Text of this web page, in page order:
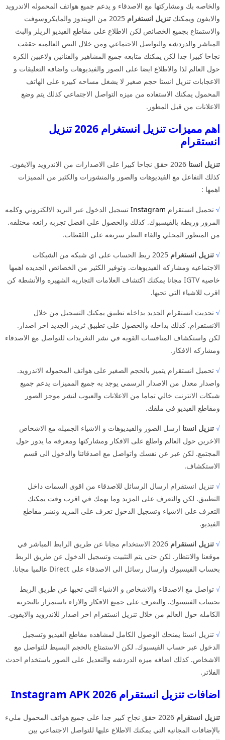
والخاصه بك ومشاركتها مع الاصدقاء و يدعم جميع هواتف المحموله الاندرويد
والايفون ويمكنك تنزيل انستغرام
2025 من الويندوز والمايكروسوفت
والاستمتاع بجميع الخصائص لكن الاطلاع على مقاطع الفيديو الريلز والبث
المباشر والدردشه والتواصل الاجتماعي ومن خلال النص العالميه حققت
نجاحا كبيرا جدا لكن يمكنك متابعه جميع المشاهير والفنانين ولاعبين الكره
حول العالم لذا والاطلاع ايضا على الصور والفيديوهات واضافه التعليقات و
الاعجابات تنزيل انستا حجم صغير لا يشغل مساحه كبيره على الهاتف
المحمول يمكنك الاستفاده من ميزه التواصل الاجتماعي كذلك يتم وضع
الاعلانات من قبل المطور.
اهم مميزات تنزيل انستغرام 2026 تنزيل
انستقرام
تنزيل انستا
2026 حقق نجاحا كبيرا على الاصدارات من الاندرويد والايفون.
كذلك التفاعل مع الفيديوهات والصور والمنشورات والكثير من المميزات
اهمها :
√ تحميل انستقرام Instagram تسجيل الدخول عبر البريد الالكتروني وكلمه
المرور وربطه بالفيسبوك. كذلك والحصول على افضل تجربه رائعه مختلفه.
من المنظور المحلي والقاء النظر سريعه على اللقطات.
√ تنزيل انستغرام
2025 ربط الحساب على اي شبكه من الشبكات
الاجتماعيه ومشاركه الفيديوهات. وتوفير الكثير من الخصائص الجديده اهمها
خاصيه IGTV مجانا يمكنك اكتشاف العلامات التجاريه الشهيره والأنشطة كن
اقرب للاشياء التي تحبها.
√ تحديث انستقرام الجديد بداخله تطبيق يمكنك التسجيل من خلال
الانستقرام. كذلك بداخله والحصول على تطبيق ثريدز الجديد اخر اصدار.
لكن واستكشاف المنافسات القويه في نشر التغريدات للتواصل مع الاصدقاء
ومشاركه الافكار.
√ تحميل انستقرام يتميز بالحجم الصغير على هواتف المحموله الاندرويد.
واصدار معدل من الاصدار الرسمي يوجد به جميع المميزات يدعم جميع
شبكات الانترنت خالي تماما من الاعلانات والعيوب لنشر موجز الصور
ومقاطع الفيديو في ملفك.
√ تنزيل انستا ارسل الصور والفيديوهات و الاشياء الجميله مع الاشخاص
الاخرين حول العالم واطلع على الافكار ومشاركتها ومعرفه ما يدور حول
المجتمع. لكن عبر عن نفسك واتواصل مع اصدقائنا والدخول الى قسم
الاستكشاف.
√ تنزيل انستقرام ارسال الرسائل للاصدقاء من اقوى السمات داخل
التطبيق. لكن والتعرف على المزيد وما يهمك في اقرب وقت يمكنك
التعرف على الاشياء وتسجيل الدخول تعرف على المزيد ونشر مقاطع
الفيديو.
√ تنزيل انستقرام
2026 الاستخدام مجانا عن طريق الرابط المباشر في
موقعنا والانتظار. لكن حتى يتم التثبيت وتسجيل الدخول عن طريق الربط
بحساب الفيسبوك وارسال رسائل الى الاصدقاء على Direct عالميا مجانا.
√ تواصل مع الاصدقاء والاشخاص و الاشياء التي تحبها عن طريق الربط
بحساب الفيسبوك. والتعرف على جميع الافكار والاراء باستمرار بالتجربه
الكامله حول العالم من خلال تنزيل انستقرام اخر اصدار للاندرويد والايفون.
√ تنزيل انستا يمنحك الوصول الكامل لمشاهده مقاطع الفيديو وتسجيل
الدخول عبر حساب الفيسبوك. لكن الاستمتاع بالحجم البسيط للتواصل مع
الاشخاص. كذلك اضافه ميزه الدردشه والتعديل على الصور باستخدام احدث
الفلاتر.
اضافات تنزيل انستقرام 2026 Instagram APK
تنزيل انستقرام
2026 حقق نجاح كبير جدا على جميع هواتف المحمول مليء
بالإضافات المجانيه التي يمكنك الاطلاع عليها للتواصل الاجتماعي بين